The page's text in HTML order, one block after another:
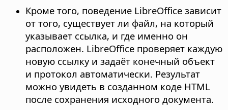
Кроме того, поведение LibreOffice зависит
от того, существует ли файл, на который
указывает ссылка, и где именно он
расположен. LibreOffice проверяет каждую
новую ссылку и задаёт конечный объект
и протокол автоматически. Результат
можно увидеть в созданном коде HTML
после сохранения исходного документа.